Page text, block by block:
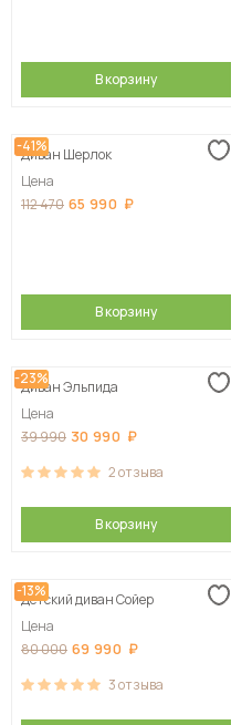
В корзину
-41%
Диван Шерлок
Цена
112 470 65 990
В корзину
-23%
Диван Эльпида
Цена
39 990 30 990
2отзыва
В корзину
-13%
Детский диван Сойер
Цена
80 000 69 990
3отзыва